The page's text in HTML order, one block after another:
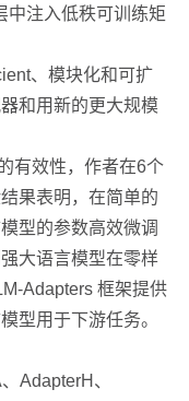
中注入低秩可训练矩
、模块化和可扩
和用新的更大规模
有效性，作者在6个
果表明，在简单的
型的参数高效微调
大语言模型在零样
Adapters 框架提供
型用于下游任务。
AdapterH、